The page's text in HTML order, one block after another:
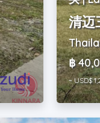
清迈
฿
~ USD$